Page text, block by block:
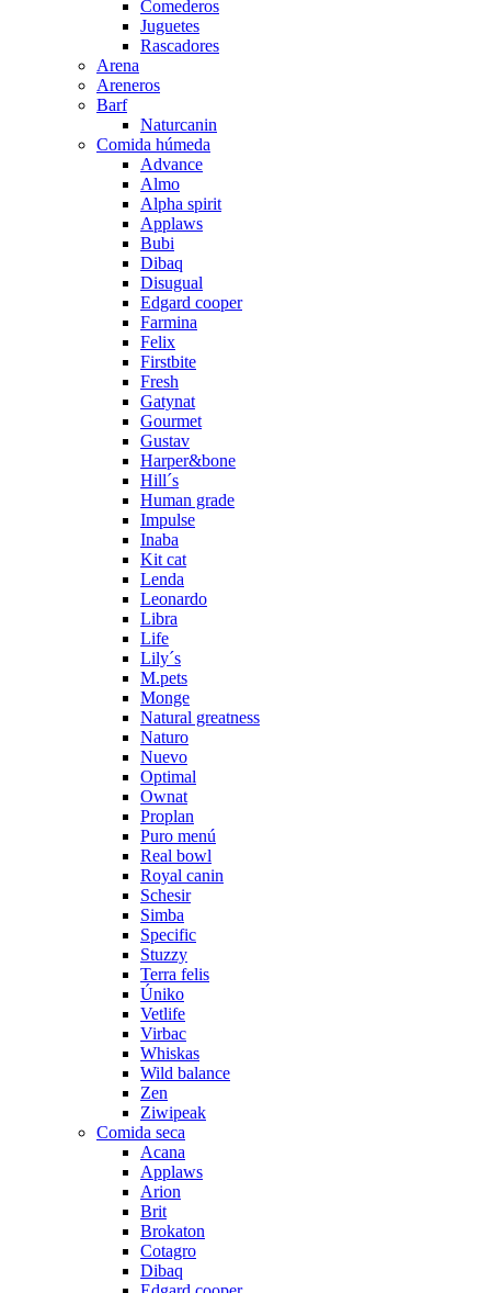
Comederos
Juguetes
Rascadores
Arena
Areneros
Barf
Naturcanin
Comida húmeda
Advance
Almo
Alpha spirit
Applaws
Bubi
Dibaq
Disugual
Edgard cooper
Farmina
Felix
Firstbite
Fresh
Gatynat
Gourmet
Gustav
Harper&bone
Hill´s
Human grade
Impulse
Inaba
Kit cat
Lenda
Leonardo
Libra
Life
Lily´s
M.pets
Monge
Natural greatness
Naturo
Nuevo
Optimal
Ownat
Proplan
Puro menú
Real bowl
Royal canin
Schesir
Simba
Specific
Stuzzy
Terra felis
Úniko
Vetlife
Virbac
Whiskas
Wild balance
Zen
Ziwipeak
Comida seca
Acana
Applaws
Arion
Brit
Brokaton
Cotagro
Dibaq